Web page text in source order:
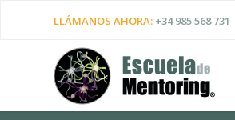
LLÁMANOS AHORA: +34 985 568 731